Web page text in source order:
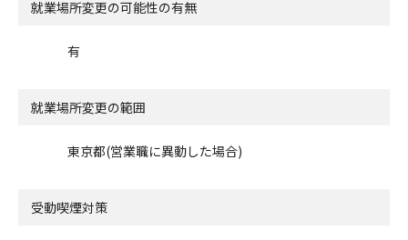
就業場所変更の可能性の有無
有
就業場所変更の範囲
東京都(営業職に異動した場合)
受動喫煙対策